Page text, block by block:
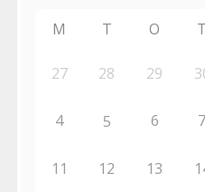
M T O T
27 28 29
4 5 6 7
11 12 13